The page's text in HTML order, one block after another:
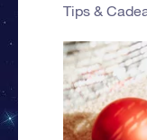
Tips &